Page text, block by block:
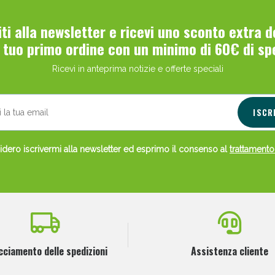
alla newsletter e ricevi uno sconto extra
primo ordine con un minimo di 60€ di
Ricevi in anteprima notizie e offerte speciali
iscrivermi alla newsletter ed esprimo il consenso al
delle spedizioni Assistenza cliente
Urinarie e Prostata: Sconti fino al 45%
Intestinale: Sconto fino al 55% valido